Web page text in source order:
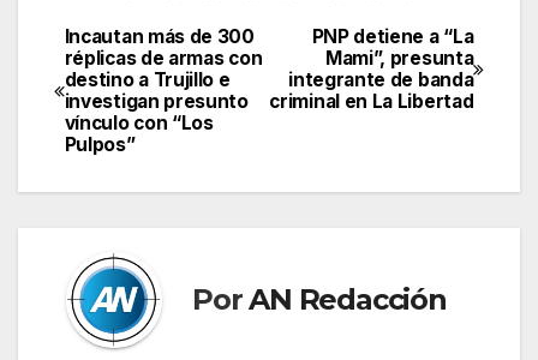
Navegación
de
entradas
PNP detiene a “La
Mami”, presunta
integrante de banda
criminal en La Libertad
Incautan más de 300
réplicas de armas con
destino a Trujillo e
investigan presunto
vínculo con “Los
Pulpos”
PorAN Redacción